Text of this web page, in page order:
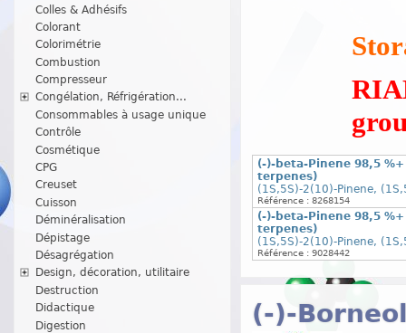
Colles & Adhésifs
Colorant
Colorimétrie
Combustion
Compresseur
Congélation, Réfrigération...
Consommables à usage unique
Contrôle
Cosmétique
CPG
Creuset
Cuisson
Déminéralisation
Dépistage
Désagrégation
Design, décoration, utilitaire
Destruction
Didactique
Digestion
(-)-beta-Pinene 98,5
terpenes)
(1S,5S)-2(10)-Pinene,
Référence : 8268154
(-)-beta-Pinene 98,5
terpenes)
(1S,5S)-2(10)-Pinene,
Référence : 9028442
(-)-